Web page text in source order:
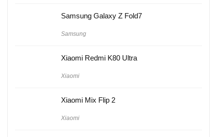
Samsung Galaxy Z Fold7
Samsung
Xiaomi Redmi K80 Ultra
Xiaomi
Xiaomi Mix Flip 2
Xiaomi